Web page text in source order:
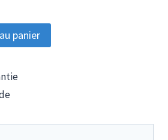
panier